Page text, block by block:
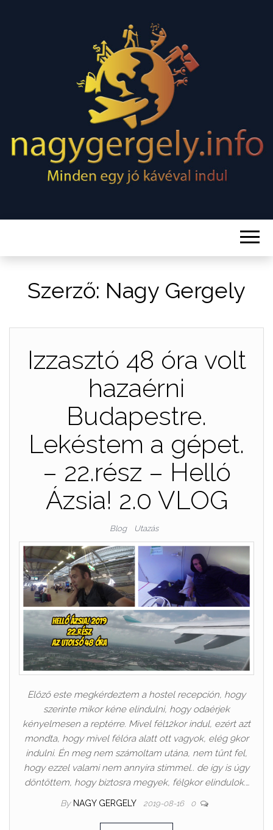
NAGY
GERGELY
Minden egy jó kávéval indul
Szerző: Nagy Gergely
Izzasztó 48 óra volt
hazaérni
Budapestre.
Lekéstem a gépet.
– 22.rész – Helló
Ázsia! 2.0 VLOG
Blog Utazás
Előző este megkérdeztem a hostel recepción, hogy
szerinte mikor kéne elindulni, hogy odaérjek
kényelmesen a reptérre. Mivel fél12kor indul, ezért azt
mondta, hogy mivel félóra alatt ott vagyok, elég 9kor
indulni. Én meg nem számoltam utána, nem tűnt fel,
hogy ezzel valami nem annyira stimmel.. de így is úgy
döntöttem, hogy biztosra megyek, fél9kor elindulok.…
By NAGY GERGELY 2019-08-16 0